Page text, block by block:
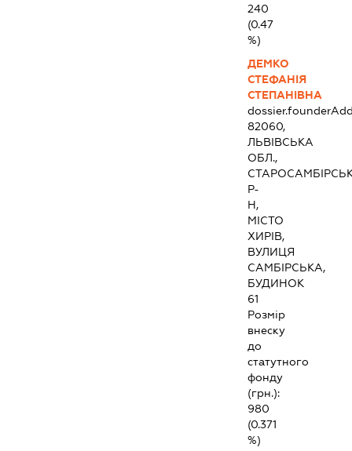
240
(0.47
%)
ДЕМКО
СТЕФАНІЯ
СТЕПАНІВНА
82060,
ЛЬВІВСЬКА
ОБЛ.,
Р-
Н,
МІСТО
ХИРІВ,
ВУЛИЦЯ
САМБІРСЬКА,
БУДИНОК
61
Розмір
внеску
до
статутного
фонду
(грн.):
980
(0.371
%)